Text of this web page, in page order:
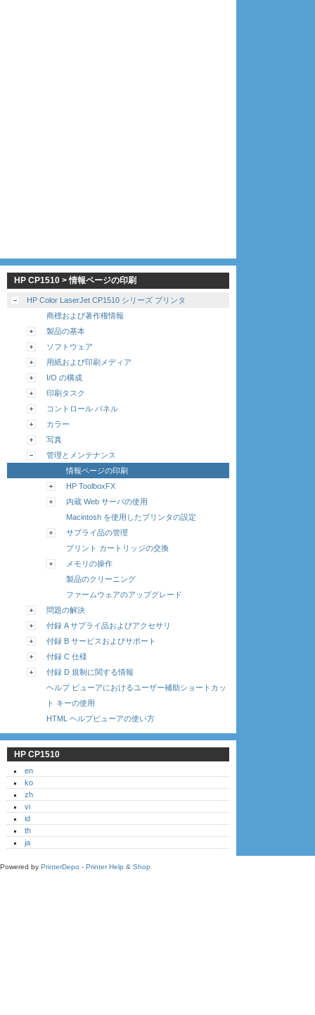
HP CP1510 > 情報ページの印刷
HP Color LaserJet CP1510 シリーズ プリンタ
商標および著作権情報
製品の基本
ソフトウェア
用紙および印刷メディア
I/O の構成
印刷タスク
コントロール パネル
カラー
写真
管理とメンテナンス
情報ページの印刷
HP ToolboxFX
内蔵 Web サーバの使用
Macintosh を使用したプリンタの設定
サプライ品の管理
プリント カートリッジの交換
メモリの操作
製品のクリーニング
ファームウェアのアップグレード
問題の解決
付録 A サプライ品およびアクセサリ
付録 B サービスおよびサポート
付録 C 仕様
付録 D 規制に関する情報
ヘルプ ビューアにおけるユーザー補助ショートカッ
ト キーの使用
HTML ヘルプビューアの使い方
HP CP1510
en
ko
zh
vi
id
th
ja
Powered by PrinterDepo - Printer Help & Shop